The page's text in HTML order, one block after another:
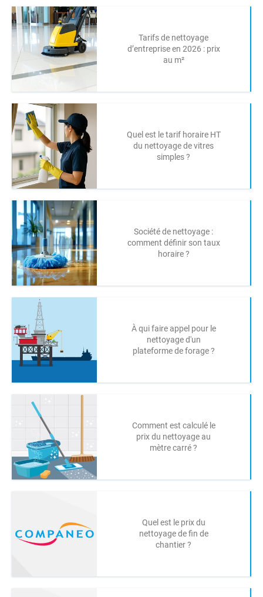
Tarifs de nettoyage
d’entreprise en 2026 : prix
au m²
Quel est le tarif horaire HT
du nettoyage de vitres
simples ?
Société de nettoyage :
comment définir son taux
horaire ?
À qui faire appel pour le
nettoyage d'un
plateforme de forage ?
Comment est calculé le
prix du nettoyage au
mètre carré ?
Quel est le prix du
nettoyage de fin de
chantier ?